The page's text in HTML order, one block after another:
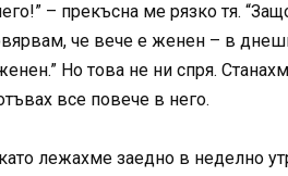
– прекъсна ме рязко тя.
че вече е женен – в
Но това не ни спря.
все повече в него.
лежахме заедно в неделно